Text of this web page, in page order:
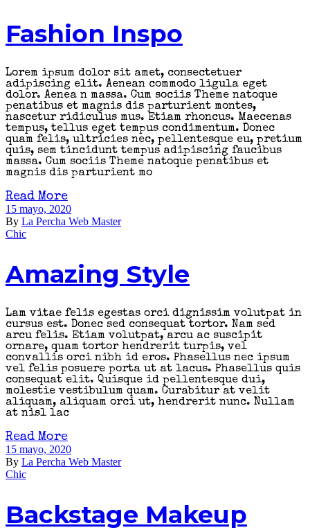
Fashion Inspo
Lorem ipsum dolor sit amet, consectetuer
adipiscing elit. Aenean commodo ligula eget
dolor. Aenea n massa. Cum sociis Theme natoque
penatibus et magnis dis parturient montes,
nascetur ridiculus mus. Etiam rhoncus. Maecenas
tempus, tellus eget tempus condimentum. Donec
quam felis, ultricies nec, pellentesque eu, pretium
quis, sem tincidunt tempus adipiscing faucibus
massa. Cum sociis Theme natoque penatibus et
magnis dis parturient mo
Read More
15 mayo, 2020
By La Percha Web Master
Chic
Amazing Style
Lam vitae felis egestas orci dignissim volutpat in
cursus est. Donec sed consequat tortor. Nam sed
arcu felis. Etiam volutpat, arcu ac suscipit
ornare, quam tortor hendrerit turpis, vel
convallis orci nibh id eros. Phasellus nec ipsum
vel felis posuere porta ut at lacus. Phasellus quis
consequat elit. Quisque id pellentesque dui,
molestie vestibulum quam. Curabitur at velit
aliquam, aliquam orci ut, hendrerit nunc. Nullam
at nisl lac
Read More
15 mayo, 2020
By La Percha Web Master
Chic
Backstage Makeup